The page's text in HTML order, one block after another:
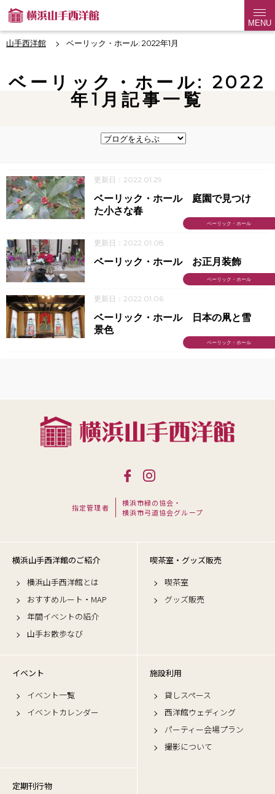
MENU
山手西洋館 ベーリック・ホール: 2022年1月
ベーリック・ホール: 2022
年1月記事一覧
更新日：2022.01.29
ベーリック・ホール
ベーリック・ホール 庭園で見つけ
た小さな春
更新日：2022.01.08
ベーリック・ホール
ベーリック・ホール お正月装飾
更新日：2022.01.06
ベーリック・ホール
ベーリック・ホール 日本の凧と雪
景色
指定管理者
横浜市緑の協会・
横浜市弓道協会グループ
横浜山手西洋館のご紹介
横浜山手西洋館とは
おすすめルート・MAP
年間イベントの紹介
山手お散歩なび
喫茶室・グッズ販売
喫茶室
グッズ販売
イベント
イベント一覧
イベントカレンダー
施設利用
貸しスペース
西洋館ウェディング
パーティー会場プラン
撮影について
定期刊行物